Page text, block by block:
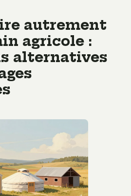
autrement
agricole :
alternatives